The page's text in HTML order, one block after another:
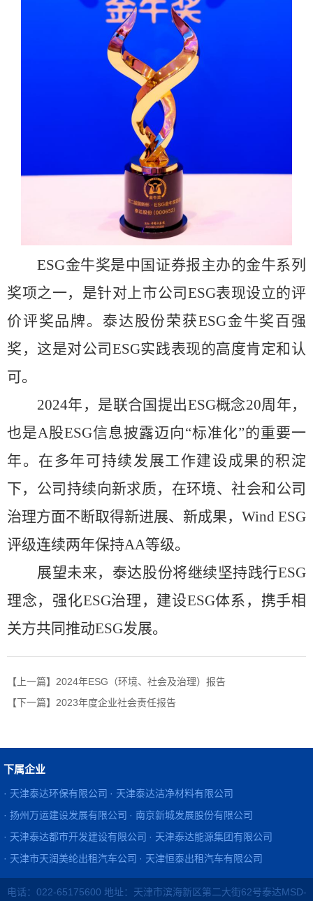
ESG金牛奖是中国证券报主办的金牛系列
奖项之一，是针对上市公司ESG表现设立的评
价评奖品牌。泰达股份荣获ESG金牛奖百强
奖，这是对公司ESG实践表现的高度肯定和认
可。
2024年，是联合国提出ESG概念20周年，
也是A股ESG信息披露迈向“标准化”的重要一
年。在多年可持续发展工作建设成果的积淀
下，公司持续向新求质，在环境、社会和公司
治理方面不断取得新进展、新成果，Wind ESG
评级连续两年保持AA等级。
展望未来，泰达股份将继续坚持践行ESG
理念，强化ESG治理，建设ESG体系，携手相
关方共同推动ESG发展。
【上一篇】2024年ESG（环境、社会及治理）报告
【下一篇】2023年度企业社会责任报告
下属企业
· 天津泰达环保有限公司 · 天津泰达洁净材料有限公司
· 扬州万运建设发展有限公司 · 南京新城发展股份有限公司
· 天津泰达都市开发建设有限公司 · 天津泰达能源集团有限公司
· 天津市天润美纶出租汽车公司 · 天津恒泰出租汽车有限公司
电话：022-65175600 地址：天津市滨海新区第二大街62号泰达MSD-